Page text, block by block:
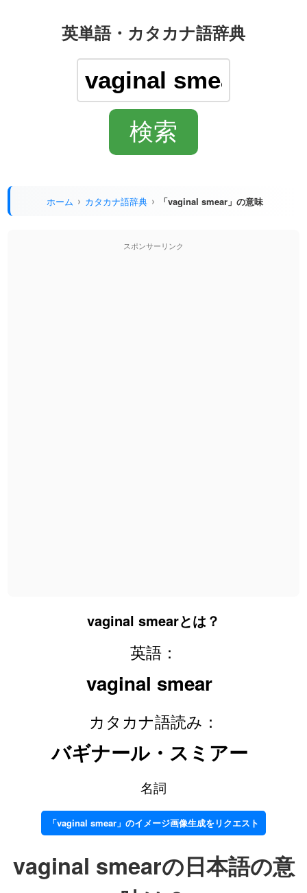
英単語・カタカナ語辞典
ホーム カタカナ語辞典 「vaginal smear」の意味
スポンサーリンク
vaginal smearとは？
英語：
vaginal smear
カタカナ語読み：
バギナール・スミアー
名詞
「vaginal smear」のイメージ画像生成をリクエスト
vaginal smearの日本語の意